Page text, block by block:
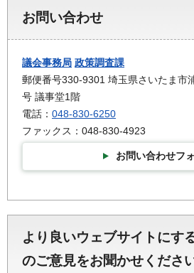
お問い合わせ
議会事務局 政策調査課
郵便番号330-9301 埼玉県さいたま市
号 議事堂1階
電話： 048-830-6250
ファックス：048-830-4923
お問い合わせフ
より良いウェブサイトにす
のご意見をお聞かせくださ